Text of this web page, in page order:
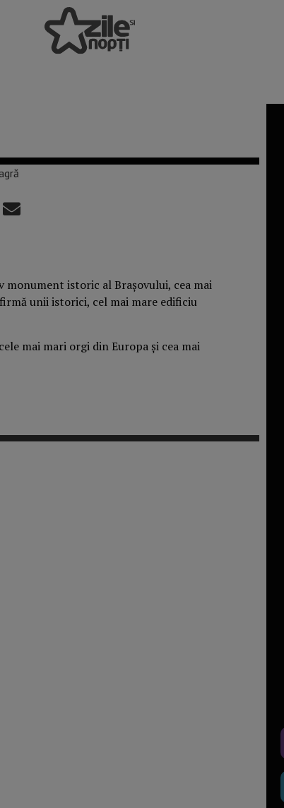
monument istoric al Brașovului, cea mai
unii istorici, cel mai mare edificiu
mai mari orgi din Europa și cea mai